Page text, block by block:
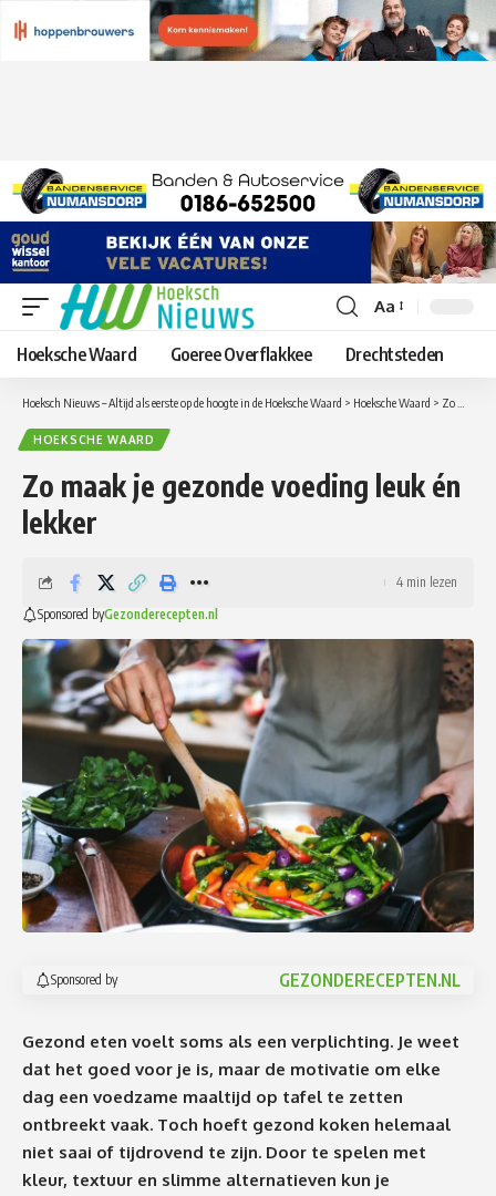
Lettergrootte
aanpassen
Aa
Hoeksche Waard Goeree Overflakkee Drechtsteden
Hoeksch Nieuws – Altijd als eerste op de hoogte in de Hoeksche Waard > Hoeksche Waard > Zo maak je gezonde voeding leuk én lekker
HOEKSCHE WAARD
Zo maak je gezonde voeding leuk én
lekker
Sponsored byGezonderecepten.nl
4 min lezen
Sponsored by GEZONDERECEPTEN.NL
Gezond eten voelt soms als een verplichting. Je weet
dat het goed voor je is, maar de motivatie om elke
dag een voedzame maaltijd op tafel te zetten
ontbreekt vaak. Toch hoeft gezond koken helemaal
niet saai of tijdrovend te zijn. Door te spelen met
kleur, textuur en slimme alternatieven kun je